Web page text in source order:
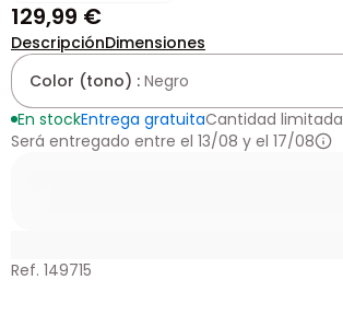
129,99 €
DescripciónDimensiones
Color (tono) : Negro
En stockEntrega gratuitaCantidad limitada
Será entregado entre el 13/08 y el 17/08
Ref. 149715